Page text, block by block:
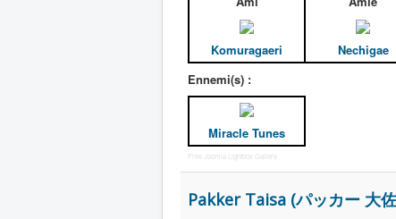
Komuragaeri
Nechigae
Ennemi(s) :
Miracle Tunes
Free Joomla Lightbox Gallery
Pakker Taisa (パッカー 大